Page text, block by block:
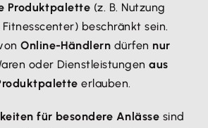
Produktpalette (z. B. Nutzung
beschränkt sein.
Online-Händlern dürfen nur
oder Dienstleistungenaus
erlauben.
für besondere Anlässe sind